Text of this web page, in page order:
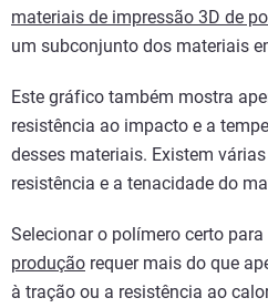
materiais de impressão 3D de
um subconjunto dos materiais
Este gráfico também mostra
resistência ao impacto e a
desses materiais. Existem
resistência e a tenacidade do
Selecionar o polímero certo para
produção requer mais do que
à tração ou a resistência ao